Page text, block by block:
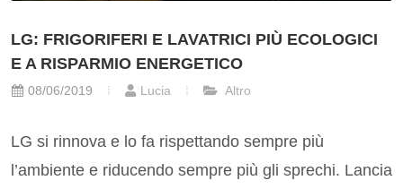
LG: FRIGORIFERI E LAVATRICI PIÙ ECOLOGICI
E A RISPARMIO ENERGETICO
08/06/2019 Lucia Altro
LG si rinnova e lo fa rispettando sempre più
l’ambiente e riducendo sempre più gli sprechi. Lancia